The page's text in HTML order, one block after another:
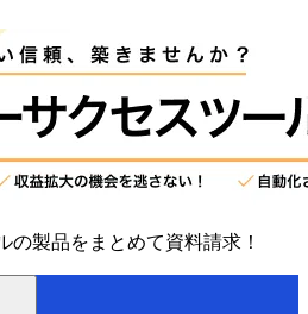
の製品をまとめて資料請求！